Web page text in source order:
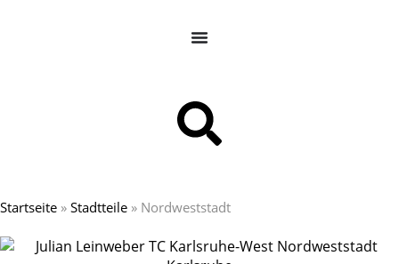
Startseite » Stadtteile » Nordweststadt